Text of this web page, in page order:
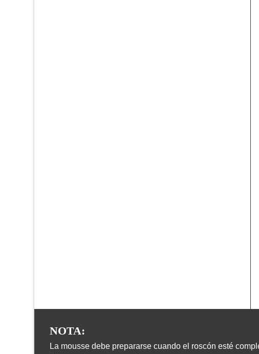
NOTA:
La mousse debe prepararse cuando el roscón esté